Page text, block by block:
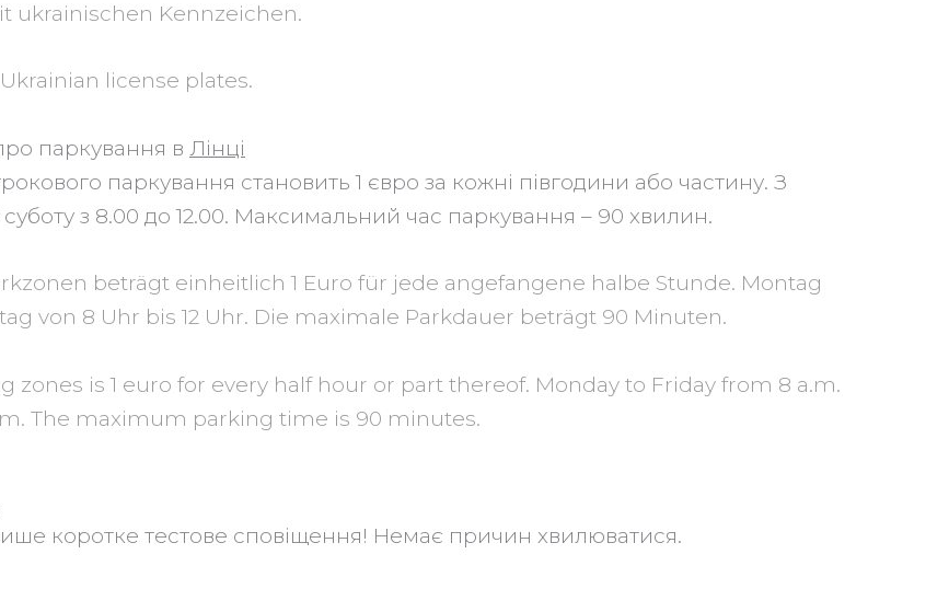
ukrainischen Kennzeichen.
license plates.
паркування в Лінці
паркування становить 1 євро за кожні півгодини або частину. З
з 8.00 до 12.00. Максимальний час паркування – 90 хвилин.
beträgt einheitlich 1 Euro für jede angefangene halbe Stunde. Montag
von 8 Uhr bis 12 Uhr. Die maximale Parkdauer beträgt 90 Minuten.
is 1 euro for every half hour or part thereof. Monday to Friday from 8 a.m.
The maximum parking time is 90 minutes.
коротке тестове сповіщення! Немає причин хвилюватися.